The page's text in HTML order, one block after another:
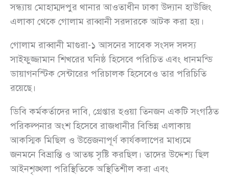
সন্ধ্যায় মোহাম্মদপুর থানার আওতাধীন ঢাকা উদ্যান হাউজিং
এলাকা থেকে গোলাম রাব্বানী সরদারকে আটক করা হয়।
গোলাম রাব্বানী মাগুরা-১ আসনের সাবেক সংসদ সদস্য
সাইফুজ্জামান শিখরের ঘনিষ্ঠ হিসেবে পরিচিত এবং ধানমন্ডি
ডায়াগনস্টিক সেন্টারের পরিচালক হিসেবেও তার পরিচিতি
রয়েছে।
ডিবি কর্মকর্তাদের দাবি, গ্রেপ্তার হওয়া তিনজন একটি সংগঠিত
পরিকল্পনার অংশ হিসেবে রাজধানীর বিভিন্ন এলাকায়
আকস্মিক মিছিল ও উত্তেজনাপূর্ণ কার্যকলাপের মাধ্যমে
জনমনে বিভ্রান্তি ও আতঙ্ক সৃষ্টি করছিল। তাদের উদ্দেশ্য ছিল
আইনশৃঙ্খলা পরিস্থিতিকে অস্থিতিশীল করা এবং